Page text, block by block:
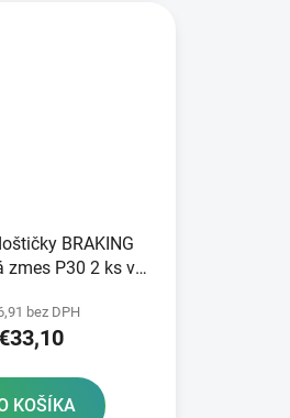
BRAKING
zmes P30 2 ks v
bez DPH
KOŠÍKA